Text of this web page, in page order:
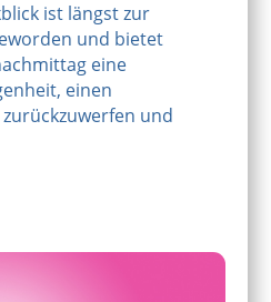
ist längst zur
und bietet
eine
einen
und